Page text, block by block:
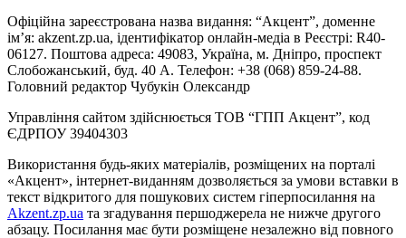
Офіційна зареєстрована назва видання: “Акцент”, доменне
ім’я: akzent.zp.ua, ідентифікатор онлайн-медіа в Реєстрі: R40-
06127. Поштова адреса: 49083, Україна, м. Дніпро, проспект
Слобожанський, буд. 40 А. Телефон: +38 (068) 859-24-88.
Головний редактор Чубукін Олександр
Управління сайтом здійснюється ТОВ “ГПП Акцент”, код
ЄДРПОУ 39404303
Використання будь-яких матеріалів, розміщених на порталі
«Акцент», інтернет-виданням дозволяється за умови вставки в
текст відкритого для пошукових систем гіперпосилання на
Akzent.zp.ua та згадування першоджерела не нижче другого
абзацу. Посилання має бути розміщене незалежно від повного